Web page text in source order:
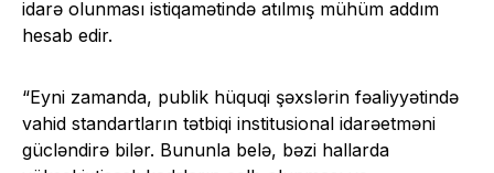
idarə olunması istiqamətində atılmış mühüm addım
hesab edir.
“Eyni zamanda, publik hüquqi şəxslərin fəaliyyətində
vahid standartların tətbiqi institusional idarəetməni
gücləndirə bilər. Bununla belə, bəzi hallarda